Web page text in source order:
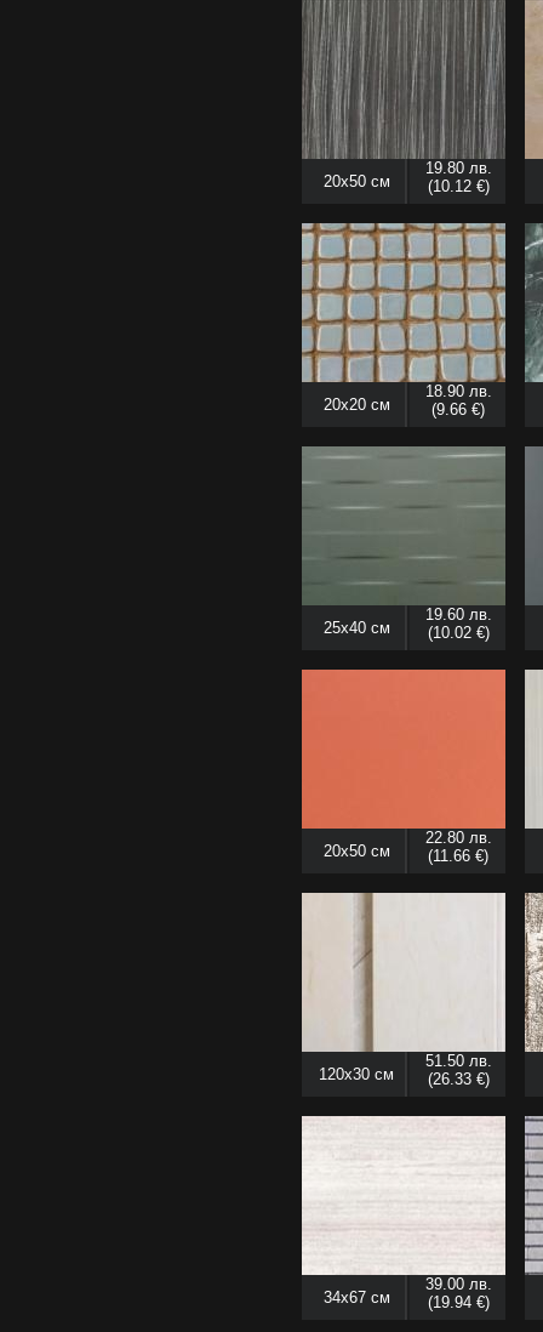
20x50 см
19.80 лв.
(10.12 €)
20x20 см
18.90 лв.
(9.66 €)
25x40 см
19.60 лв.
(10.02 €)
20x50 см
22.80 лв.
(11.66 €)
120x30 см
51.50 лв.
(26.33 €)
34x67 см
39.00 лв.
(19.94 €)